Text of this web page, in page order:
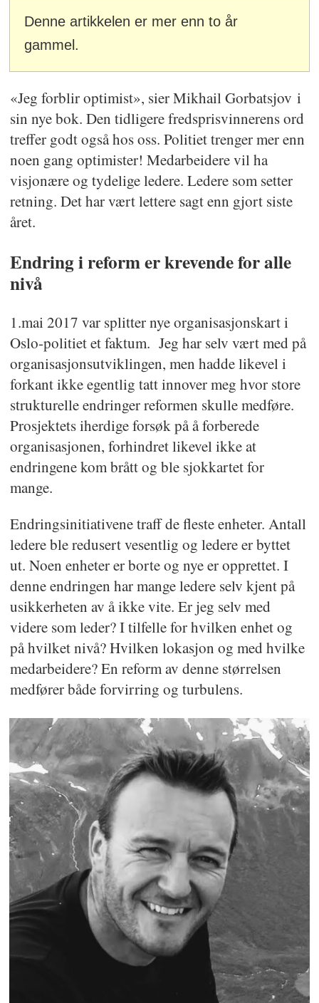
Denne artikkelen er mer enn to år
gammel.
«Jeg forblir optimist», sier Mikhail Gorbatsjov i
sin nye bok. Den tidligere fredsprisvinnerens ord
treffer godt også hos oss. Politiet trenger mer enn
noen gang optimister! Medarbeidere vil ha
visjonære og tydelige ledere. Ledere som setter
retning. Det har vært lettere sagt enn gjort siste
året.
Endring i reform er krevende for alle
nivå
1.mai 2017 var splitter nye organisasjonskart i
Oslo-politiet et faktum. Jeg har selv vært med på
organisasjonsutviklingen, men hadde likevel i
forkant ikke egentlig tatt innover meg hvor store
strukturelle endringer reformen skulle medføre.
Prosjektets iherdige forsøk på å forberede
organisasjonen, forhindret likevel ikke at
endringene kom brått og ble sjokkartet for
mange.
Endringsinitiativene traff de fleste enheter. Antall
ledere ble redusert vesentlig og ledere er byttet
ut. Noen enheter er borte og nye er opprettet. I
denne endringen har mange ledere selv kjent på
usikkerheten av å ikke vite. Er jeg selv med
videre som leder? I tilfelle for hvilken enhet og
på hvilket nivå? Hvilken lokasjon og med hvilke
medarbeidere? En reform av denne størrelsen
medfører både forvirring og turbulens.